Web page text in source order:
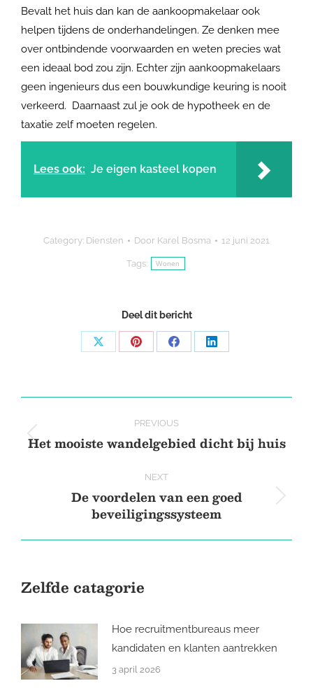
Bevalt het huis dan kan de aankoopmakelaar ook
helpen tijdens de onderhandelingen. Ze denken mee
over ontbindende voorwaarden en weten precies wat
een ideaal bod zou zijn. Echter zijn aankoopmakelaars
geen ingenieurs dus een bouwkundige keuring is nooit
verkeerd. Daarnaast zul je ook de hypotheek en de
taxatie zelf moeten regelen.
Lees ook: Je eigen kasteel kopen
Category: Diensten Door Karel Bosma 12 juni 2021
Tags: Wonen
Deel dit bericht
Share Share Share Share
navigation
PREVIOUS
Previous
Het mooiste wandelgebied dicht bij huis
NEXT
Next
post:
De voordelen van een goed
beveiligingssysteem
Zelfde catagorie
Hoe recruitmentbureaus meer
kandidaten en klanten aantrekken
3 april 2026